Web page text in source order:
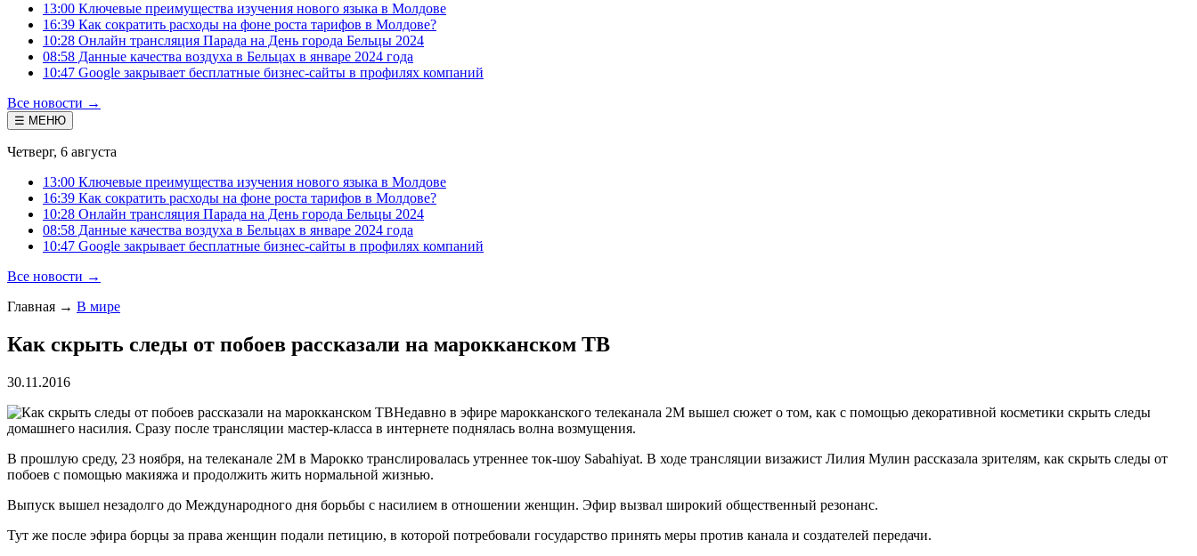
13:00 Ключевые преимущества изучения нового языка в Молдове
16:39 Как сократить расходы на фоне роста тарифов в Молдове?
10:28 Онлайн трансляция Парада на День города Бельцы 2024
08:58 Данные качества воздуха в Бельцах в январе 2024 года
10:47 Google закрывает бесплатные бизнес-сайты в профилях компаний
Все новости →
☰ МЕНЮ
Четверг, 6 августа
13:00 Ключевые преимущества изучения нового языка в Молдове
16:39 Как сократить расходы на фоне роста тарифов в Молдове?
10:28 Онлайн трансляция Парада на День города Бельцы 2024
08:58 Данные качества воздуха в Бельцах в январе 2024 года
10:47 Google закрывает бесплатные бизнес-сайты в профилях компаний
Все новости →
Главная → В мире
Как скрыть следы от побоев рассказали на марокканском ТВ
30.11.2016
Недавно в эфире марокканского телеканала 2М вышел сюжет о том, как с помощью декоративной косметики скрыть следы
домашнего насилия. Сразу после трансляции мастер-класса в интернете поднялась волна возмущения.
В прошлую среду, 23 ноября, на телеканале 2M в Марокко транслировалась утреннее ток-шоу Sabahiyat. В ходе трансляции визажист Лилия Мулин рассказала зрителям, как скрыть следы от
побоев с помощью макияжа и продолжить жить нормальной жизнью.
Выпуск вышел незадолго до Международного дня борьбы с насилием в отношении женщин. Эфир вызвал широкий общественный резонанс.
Тут же после эфира борцы за права женщин подали петицию, в которой потребовали государство принять меры против канала и создателей передачи.